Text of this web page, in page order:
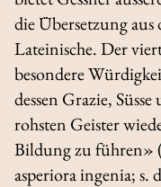
die Übersetzung
Lateinische. Der
besondere
dessen Grazie,
rohsten Geister
Bildung zu führen»
asperiora ingenia; s.